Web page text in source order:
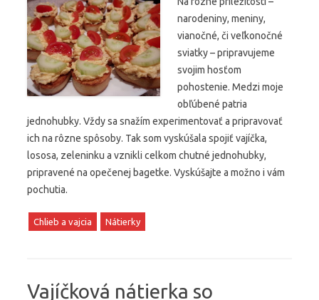
narodeniny, meniny,
vianočné, či veľkonočné
sviatky – pripravujeme
svojim hosťom
pohostenie. Medzi moje
obľúbené patria
jednohubky. Vždy sa snažím experimentovať a pripravovať
ich na rôzne spôsoby. Tak som vyskúšala spojiť vajíčka,
lososa, zeleninku a vznikli celkom chutné jednohubky,
pripravené na opečenej bagetke. Vyskúšajte a možno i vám
pochutia.
Chlieb a vajcia Nátierky
Vajíčková nátierka so